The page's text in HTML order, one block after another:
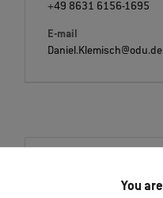
You
+49 8631 6156-1695
E-mail
Daniel.Klemisch@odu.de